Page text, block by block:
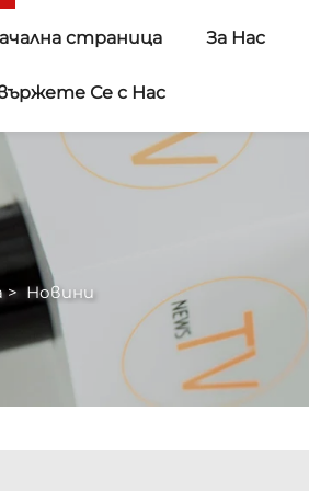
страница За Нас
Се с Нас
> Новини